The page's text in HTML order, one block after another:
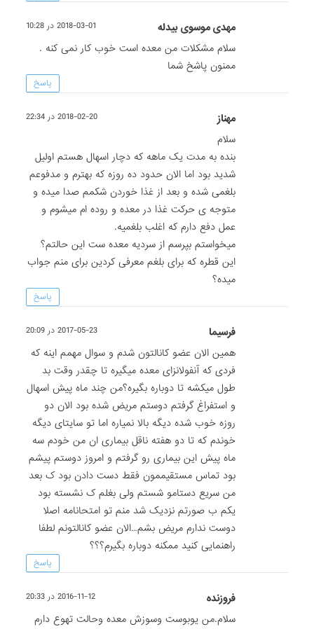
مهدی موسوی بیدله 2018-03-01 در 10:28
سلام مشکلات من معده است خوب کار نمی کنه .
ممنون پاشخ شما
پاسخ
مهناز 2018-02-20 در 22:34
سلام
بنده به مدت یک ماهه که دچار اسهال هستم اولیل
شدید بود اما الان حدود ده روزه که بهترم و مدفوعم
بلغمی شده و بعد از غذا خوردن شکمم صدا میده و
متوجه ی حرکت غذا در معده و روده ام میشوم و
عمل دفع دارم که اغلب بلغمیه.
میخواستم بپرسم از سردیه معده ست این حالتم؟
این قطره که برای بلغم معرفی کردین برای منم جواب
میده؟
پاسخ
فرسیما 2017-05-23 در 20:09
همین الان عضو کانالتون شدم و سوال مهمم اینه که
فردی که آنفولانزای معده میگیره تا چقدر وقت بد
طول میکشه تا دوباره بگیره؟من چند ماه پیش اسهال
و استفراغ گرفتم دوستم مریض شده بود الان دو
روزه خوب شده دیگه بالا نمیاره اما تو سایتای دیگه
خوندم که تا دو هفته ناقل بیماری ان من خودم سه
ماه پیش این بیماری رو گرفتم و امروز دوستم پیشم
بود تماس مستقیممون فقط دست دادن بود ک بعد
من سریع دستامو شستم ولی بغلم ک نشسته بود
یکم ب صورتم نزدیک شد منم تو امتحانامه اصلا
دوست ندارم مریض بشم…الان عضو کانالتونم لطفا
راهنمایی کنید ممکنه دوباره بگیرم؟؟؟
پاسخ
فروزنده 2016-11-12 در 20:33
سلام.من یوبوست وسوزش معده وحالت تهوع دارم